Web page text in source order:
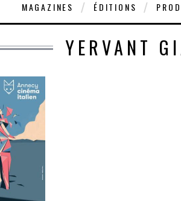
MAGAZINES ÉDITIONS
YERVANT